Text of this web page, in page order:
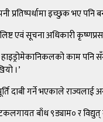
प्रतिष्पर्धामा इच्छुक भए
एवं सूचना अधिकारी
काम
।’
दाबी गर्ने भएकाले
बाँध ९ड्याम० र